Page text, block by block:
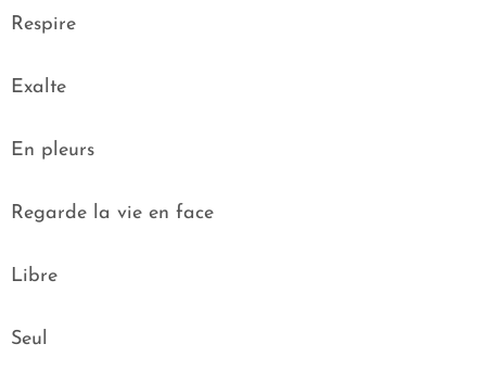
Respire
Exalte
En pleurs
Regarde la vie en face
Libre
Seul